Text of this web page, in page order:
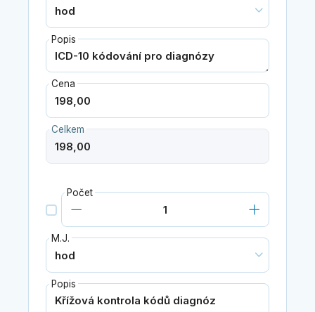
Popis
Cena
Celkem
Počet
M.J.
Popis